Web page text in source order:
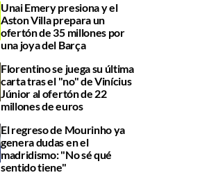
Unai Emery presiona y el
Aston Villa prepara un
ofertón de 35 millones por
una joya del Barça
Florentino se juega su última
carta tras el "no" de Vinícius
Júnior al ofertón de 22
millones de euros
El regreso de Mourinho ya
genera dudas en el
madridismo: "No sé qué
sentido tiene"